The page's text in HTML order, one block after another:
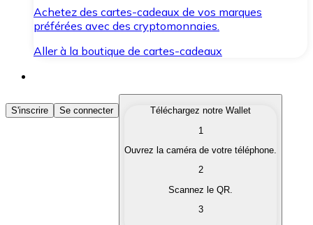
Achetez des cartes-cadeaux de vos marques
préférées avec des cryptomonnaies.
Aller à la boutique de cartes-cadeaux
Acheter des Cryptomonnaies
Achetez les cryptomonnaies qui vous intéressent
Convertissez vos cryptomonnaies en monnaie
S'inscrire Se connecter
Téléchargez notre Wallet
1
Ouvrez la caméra de votre téléphone.
2
Scannez le QR.
3